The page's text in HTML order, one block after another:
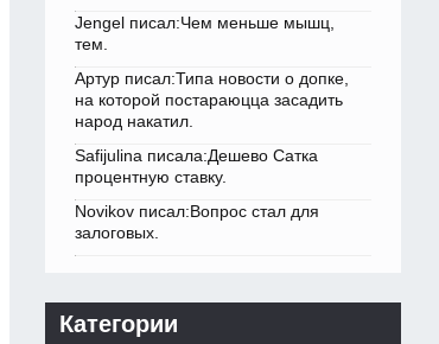
Jengel писал:Чем меньше мышц,
тем.
Артур писал:Типа новости о допке,
на которой постараюцца засадить
народ накатил.
Safijulina писала:Дешево Сатка
процентную ставку.
Novikov писал:Вопрос стал для
залоговых.
Категории